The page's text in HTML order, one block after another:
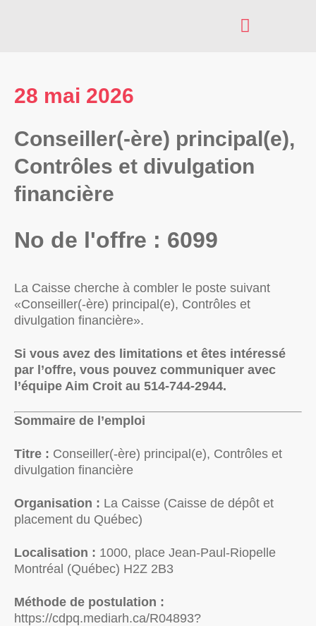
28 mai 2026
Conseiller(-ère) principal(e),
Contrôles et divulgation
financière
No de l'offre : 6099
La Caisse cherche à combler le poste suivant
«Conseiller(-ère) principal(e), Contrôles et
divulgation financière».
Si vous avez des limitations et êtes intéressé
par l’offre, vous pouvez communiquer avec
l’équipe Aim Croit au 514-744-2944.
Sommaire de l’emploi
Titre : Conseiller(-ère) principal(e), Contrôles et
divulgation financière
Organisation : La Caisse (Caisse de dépôt et
placement du Québec)
Localisation : 1000, place Jean-Paul-Riopelle
Montréal (Québec) H2Z 2B3
Méthode de postulation :
https://cdpq.mediarh.ca/R04893?